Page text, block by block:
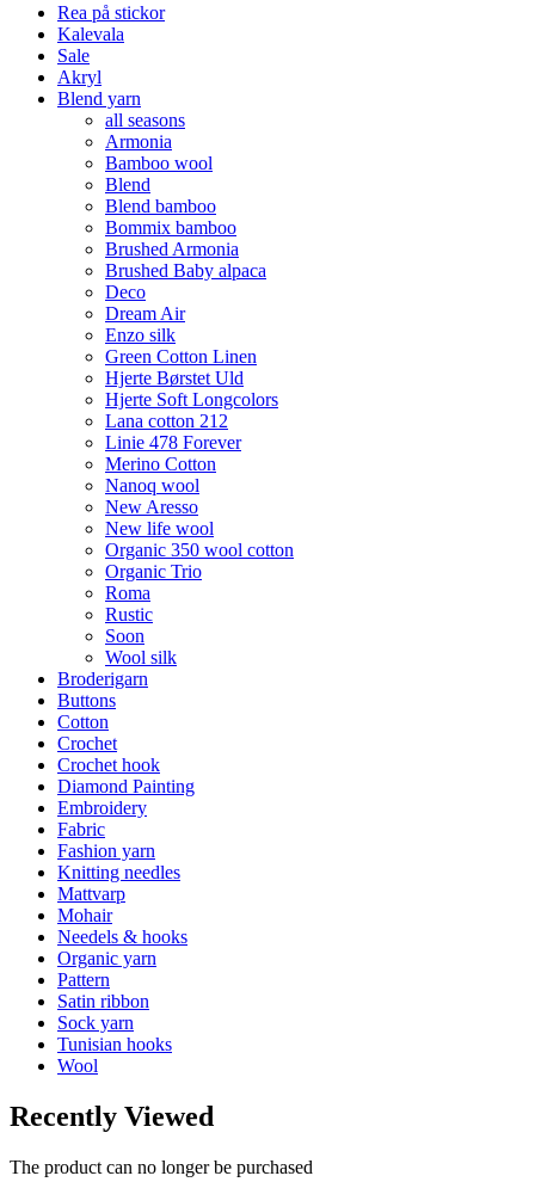
Rea på stickor
Kalevala
Sale
Akryl
Blend yarn
all seasons
Armonia
Bamboo wool
Blend
Blend bamboo
Bommix bamboo
Brushed Armonia
Brushed Baby alpaca
Deco
Dream Air
Enzo silk
Green Cotton Linen
Hjerte Børstet Uld
Hjerte Soft Longcolors
Lana cotton 212
Linie 478 Forever
Merino Cotton
Nanoq wool
New Aresso
New life wool
Organic 350 wool cotton
Organic Trio
Roma
Rustic
Soon
Wool silk
Broderigarn
Buttons
Cotton
Crochet
Crochet hook
Diamond Painting
Embroidery
Fabric
Fashion yarn
Knitting needles
Mattvarp
Mohair
Needels & hooks
Organic yarn
Pattern
Satin ribbon
Sock yarn
Tunisian hooks
Wool
Recently Viewed
The product can no longer be purchased